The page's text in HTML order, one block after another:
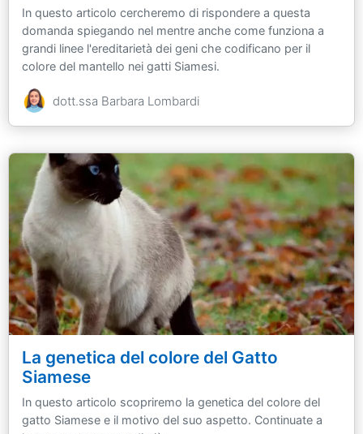
In questo articolo cercheremo di rispondere a questa
domanda spiegando nel mentre anche come funziona a
grandi linee l'ereditarietà dei geni che codificano per il
colore del mantello nei gatti Siamesi.
dott.ssa Barbara Lombardi
La genetica del colore del Gatto
Siamese
In questo articolo scopriremo la genetica del colore del
gatto Siamese e il motivo del suo aspetto. Continuate a